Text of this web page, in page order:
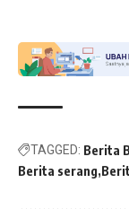
TAGGED: Berita
Berita serang